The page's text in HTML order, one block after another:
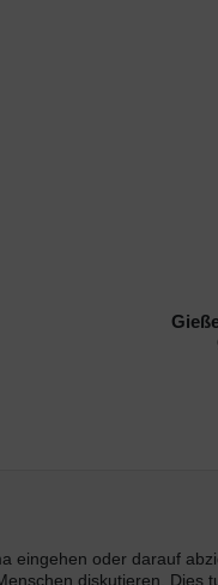
eingehen oder darauf
diskutieren. Dies